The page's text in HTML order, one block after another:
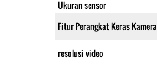
Ukuran sensor
Fitur Perangkat Keras Kamera
resolusi video